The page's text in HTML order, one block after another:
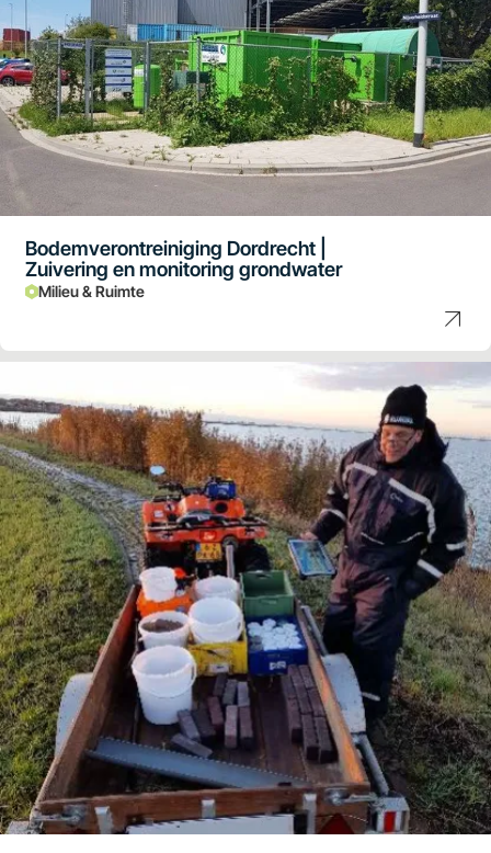
Bodemverontreiniging Dordrecht |
Zuivering en monitoring grondwater
Milieu & Ruimte